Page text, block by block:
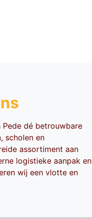
dé betrouwbare
scholen en
assortiment aan
logistieke aanpak en
wij een vlotte en